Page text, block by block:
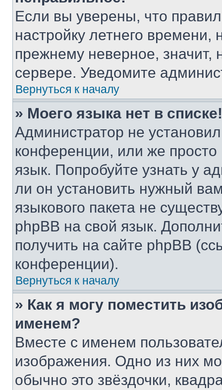
Если вы уверены, что
настройку летнего
прежнему неверное, значит,
сервере. Уведомите
Вернуться к началу
» Моего языка нет в списке!
Администратор не
конференции, или же
язык. Попробуйте узнать у
ли он установить нужный
языкового пакета не
phpBB на свой язык.
получить на сайте phpBB
конференции).
Вернуться к началу
» Как я могу поместить
именем?
Вместе с именем
изображения. Одно из них
обычно это звёздочки,